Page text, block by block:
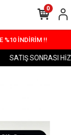
%10 İNDİRİM !!
SATIŞ SONRASI
0